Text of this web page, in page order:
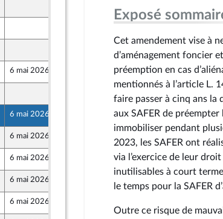
6 mai 2026 29 avril 2026
6 mai 2026 29 avril 2026
6 mai 2026
6 mai 2026 29 avril 2026
6 mai 2026
6 mai 2026
Exposé
Cet amendement vise à
d’aménagement foncier
préemption en cas
mentionnés à l’article L.
faire passer à cinq ans la
aux SAFER de
immobiliser pendant
2023, les SAFER ont
via l’exercice de leur
inutilisables à court
le temps pour la SAFER
Outre ce risque de